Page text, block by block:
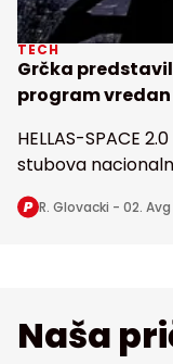
TECH
Grčka
program
HELLAS-SPACE
stubova
obuhvata razvoj
satelitskih
R. Glovacki - 02.
Naša